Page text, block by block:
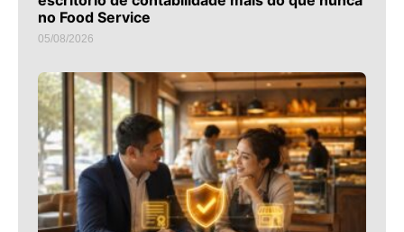
no Food Service
05/08/2026